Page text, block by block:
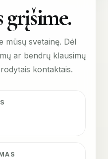
mūsų svetainę. Dėl
ar bendrų klausimų
kontaktais.